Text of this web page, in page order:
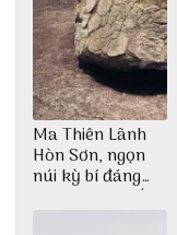
Ma Thiên Lãnh
Hòn Sơn, ngọn
núi kỳ bí đáng
khám phá nhất